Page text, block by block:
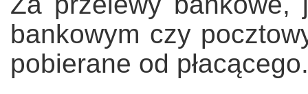
bankowym czy
pobierane od płacącego.